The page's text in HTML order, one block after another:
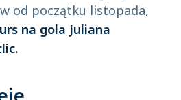
od początku listopada,
na gola Juliana